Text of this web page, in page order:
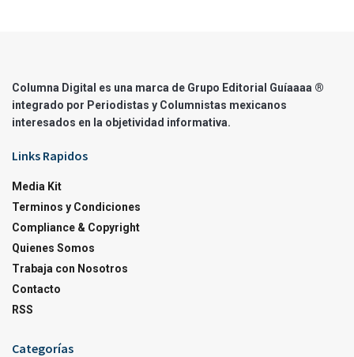
Columna Digital es una marca de Grupo Editorial Guíaaaa ®
integrado por Periodistas y Columnistas mexicanos
interesados en la objetividad informativa.
Links Rapidos
Media Kit
Terminos y Condiciones
Compliance & Copyright
Quienes Somos
Trabaja con Nosotros
Contacto
RSS
Categorías